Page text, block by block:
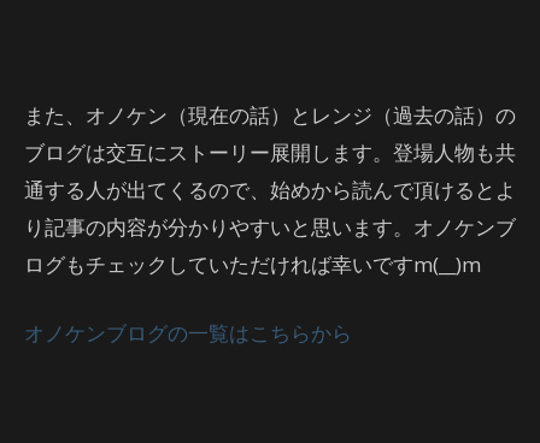
また、オノケン（現在の話）とレンジ（過去の話）の
ブログは交互にストーリー展開します。登場人物も共
通する人が出てくるので、始めから読んで頂けるとよ
り記事の内容が分かりやすいと思います。オノケンブ
ログもチェックしていただければ幸いですm(__)m
オノケンブログの一覧はこちらから